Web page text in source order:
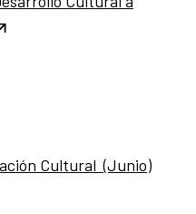
Cultural (Junio)